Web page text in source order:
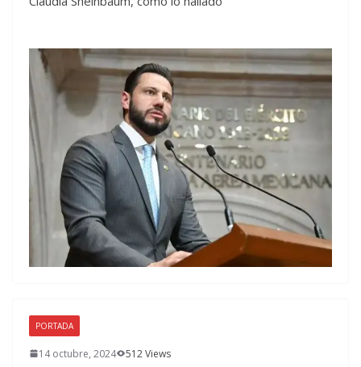
PORTADA
14 octubre, 2024 512 Views